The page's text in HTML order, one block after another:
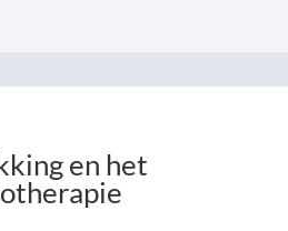
en het